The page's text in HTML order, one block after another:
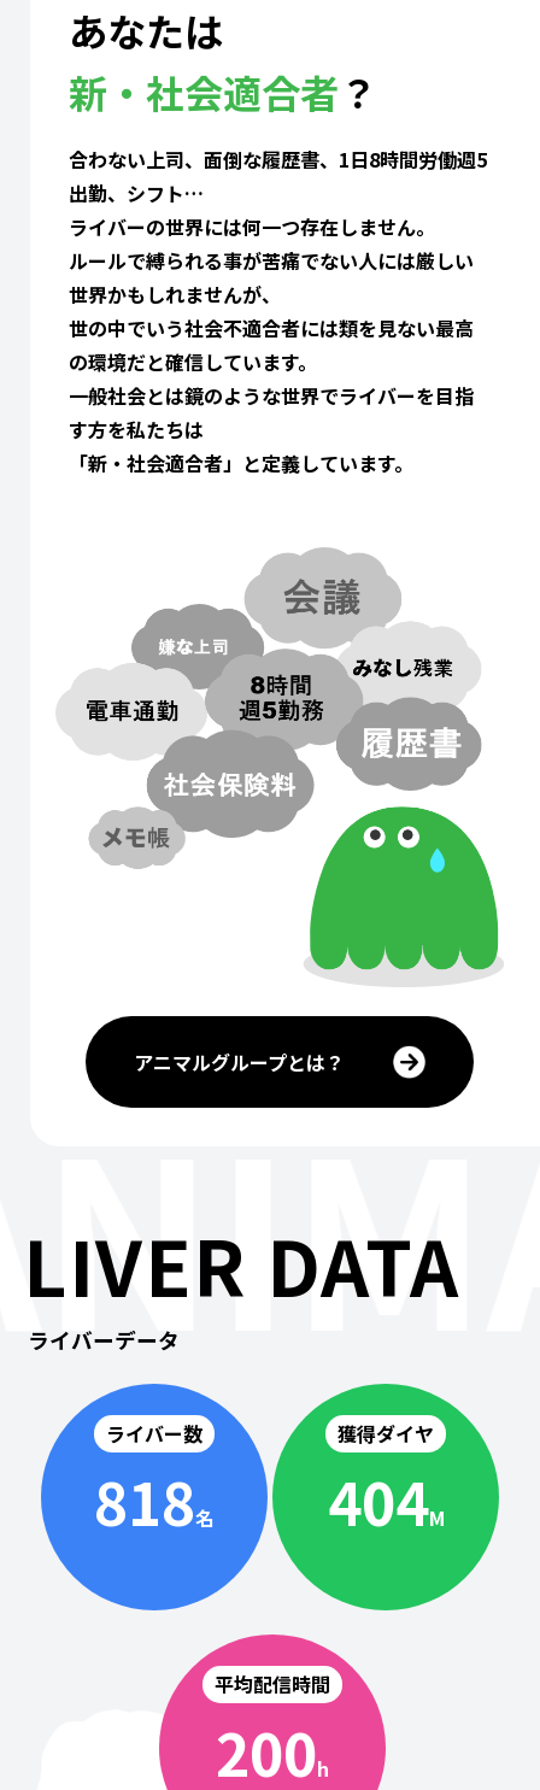
あなたは
新・社会適合者？
合わない上司、面倒な履歴書、1日8時間労働週5
出勤、シフト…
ライバーの世界には何一つ存在しません。
ルールで縛られる事が苦痛でない人には厳しい
世界かもしれませんが、
世の中でいう社会不適合者には類を見ない最高
の環境だと確信しています。
一般社会とは鏡のような世界でライバーを目指
す方を私たちは
「新・社会適合者」と定義しています。
アニマルグループとは？
LIVER DATA
ライバーデータ
ライバー数
818名
獲得ダイヤ
404M
平均配信時間
200h